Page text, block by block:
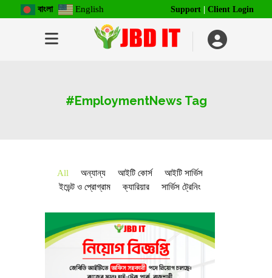
বাংলা English Support Client Login
#EmploymentNews Tag
All অন্যান্য আইটি কোর্স
আইটি সার্ভিস
ইভেন্ট ও প্রোগ্রাম
ক্যারিয়ার সার্ভিস ট্রেনিং